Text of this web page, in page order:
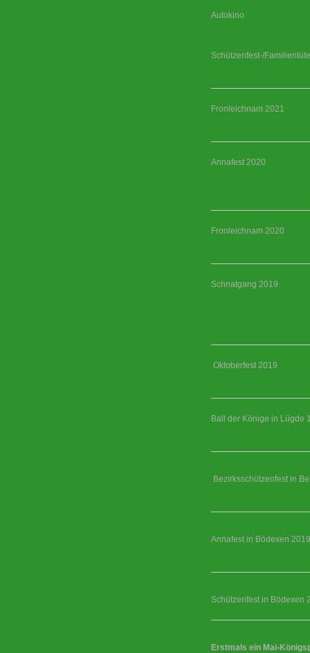
Autokino
Schützenfest-/
Fronleichnam 2021
Annafest 2020
Fronleichnam 2020
Schnatgang 2019
Oktoberfest 2019
Ball der Könige in Lügde
Bezirksschützenfest in
Annafest in Bödexen 2019
Schützenfest in Bödexen
Erstmals ein Mai-